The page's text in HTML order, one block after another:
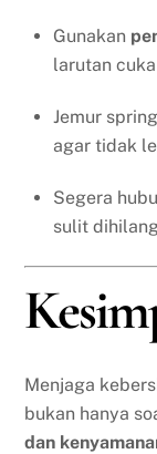
Gunakan
larutan
Jemur
agar tidak
Segera
sulit
Menjaga
bukan hanya
dan